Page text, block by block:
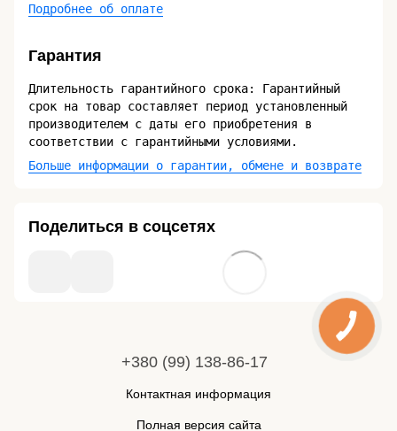
Подробнее об оплате
Гарантия
Длительность гарантийного срока: Гарантийный
срок на товар составляет период установленный
производителем с даты его приобретения в
соответствии с гарантийными условиями.
Больше информации о гарантии, обмене и возврате
Поделиться в соцсетях
+380 (99) 138-86-17
Контактная информация
Полная версия сайта